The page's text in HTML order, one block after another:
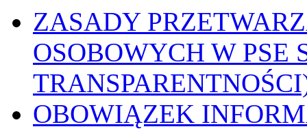
ZASADY
OSOBOWYCH W PSE
OBOWIĄZEK